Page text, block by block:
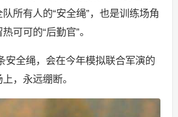
所有人的“安全绳”，也是训练场角
可可的“后勤官”。
安全绳，会在今年模拟联合军演的
，永远绷断。